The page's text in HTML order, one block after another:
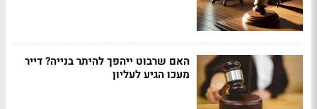
האם שרבוט ייהפך להיתר בנייה? דייר
מעכו הגיע לעליון